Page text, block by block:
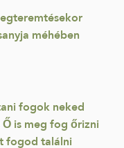
méhében
fogok neked
is meg fog őrizni
fogod találni